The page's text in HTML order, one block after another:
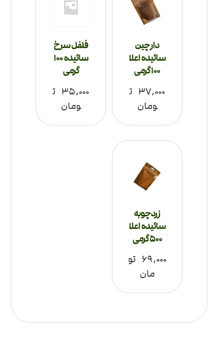
دارچین
سائیده اعلا
100 گرمی
۳۷,۰۰۰ ت
ومان
فلفل سرخ
سائیده 100
گرمی
۳۵,۰۰۰ ت
ومان
زردچوبه
سائیده اعلا
500 گرمی
۶۹,۰۰۰ تو
مان